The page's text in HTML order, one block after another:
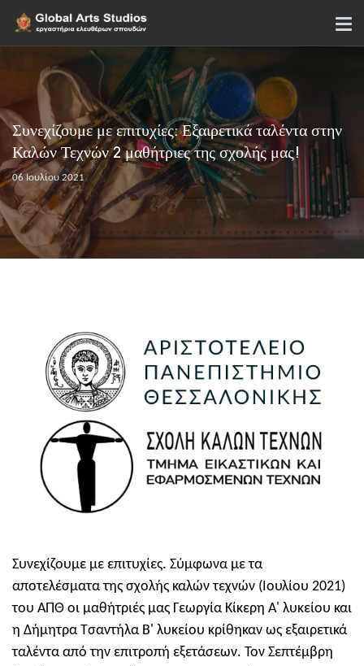
Συνεχίζουμε με επιτυχίες: Εξαιρετικά ταλέντα στην
Καλών Τεχνών 2 μαθήτριες της σχολής μας!
06 Ιουλίου 2021
Συνεχίζουμε με επιτυχίες. Σύμφωνα με τα
αποτελέσματα της σχολής καλών τεχνών (Ιουλίου 2021)
του ΑΠΘ οι μαθήτριές μας Γεωργία Κίκερη Α' λυκείου και
η Δήμητρα Τσαντήλα Β' λυκείου κρίθηκαν ως εξαιρετικά
ταλέντα από την επιτροπή εξετάσεων. Τον Σεπτέμβρη